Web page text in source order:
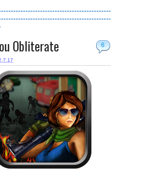
6
Obliterate